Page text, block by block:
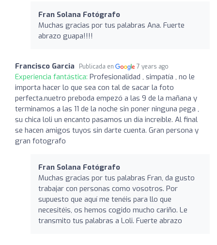
Fran Solana Fotógrafo
Muchas gracias por tus palabras Ana. Fuerte
abrazo guapa!!!!
Francisco Garcia Publicada en 7 years ago
Experiencia fantástica: Profesionalidad , simpatía , no le
importa hacer lo que sea con tal de sacar la foto
perfecta.nuetro preboda empezó a las 9 de la mañana y
terminamos a las 11 de la noche sin poner ninguna pega ,
su chica loli un encanto pasamos un día increíble. Al final
se hacen amigos tuyos sin darte cuenta. Gran persona y
gran fotografo
Fran Solana Fotógrafo
Muchas gracias por tus palabras Fran, da gusto
trabajar con personas como vosotros. Por
supuesto que aquí me tenéis para llo que
necesitéis, os hemos cogido mucho cariño. Le
transmito tus palabras a Loli. Fuerte abrazo